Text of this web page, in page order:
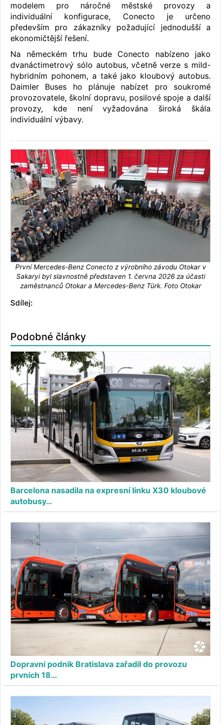
modelem pro náročné městské provozy a
individuální konfigurace, Conecto je určeno
především pro zákazníky požadující jednodušší a
ekonomičtější řešení.
Na německém trhu bude Conecto nabízeno jako
dvanáctimetrový sólo autobus, včetně verze s mild-
hybridním pohonem, a také jako kloubový autobus.
Daimler Buses ho plánuje nabízet pro soukromé
provozovatele, školní dopravu, posilové spoje a další
provozy, kde není vyžadována široká škála
individuální výbavy.
První Mercedes-Benz Conecto z výrobního závodu Otokar v
Sakaryi byl slavnostně představen 1. června 2026 za účasti
zaměstnanců Otokar a Mercedes-Benz Türk. Foto Otokar
Sdílej:
Podobné články
Barcelona nasadila na expresní linku X30 kloubové
autobusy…
Dopravní podnik Bratislava zařadil do provozu
prvních 18…